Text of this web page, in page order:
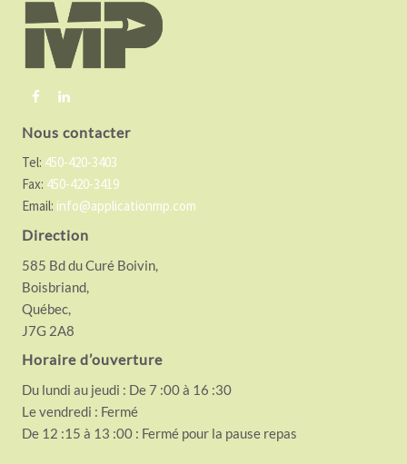
Nous contacter
Tel: 450-420-3403
Fax: 450-420-3419
Email: info@applicationmp.com
Direction
585 Bd du Curé Boivin,
Boisbriand,
Québec,
J7G 2A8
Horaire d’ouverture
Du lundi au jeudi : De 7 :00 à 16 :30
Le vendredi : Fermé
De 12 :15 à 13 :00 : Fermé pour la pause repas